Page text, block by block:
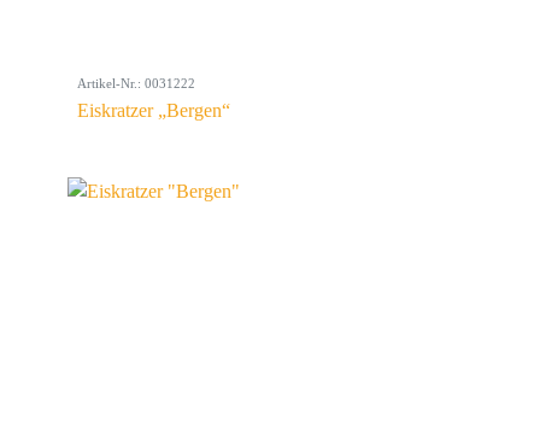
Farbe
Artikel-Nr.: 0031222
Eiskratzer „Bergen“